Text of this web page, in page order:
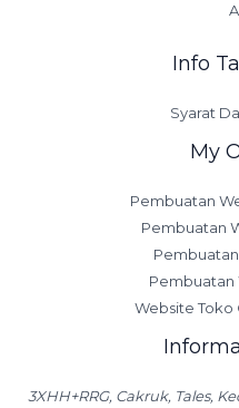
Info
Syarat
My
Pembuatan
Pembuatan
Pembuatan
Website Toko
3XHH+RRG, Cakruk, Tales,